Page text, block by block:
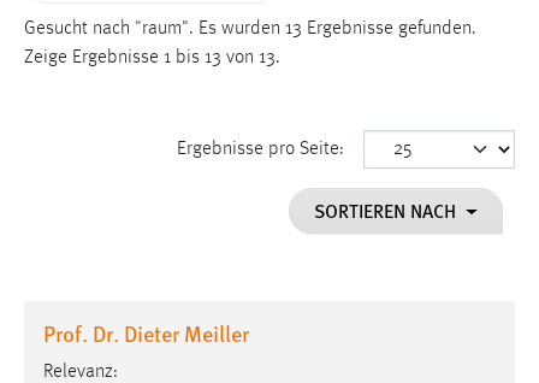
Gesucht nach "raum". Es wurden 13 Ergebnisse gefunden.
Zeige Ergebnisse 1 bis 13 von 13.
Ergebnisse pro Seite:
SORTIEREN NACH
Prof. Dr. Dieter Meiller
Relevanz:
Name:
Dieser Cookie speichert die ausgewählten Einverständnis-
Performance
Name: